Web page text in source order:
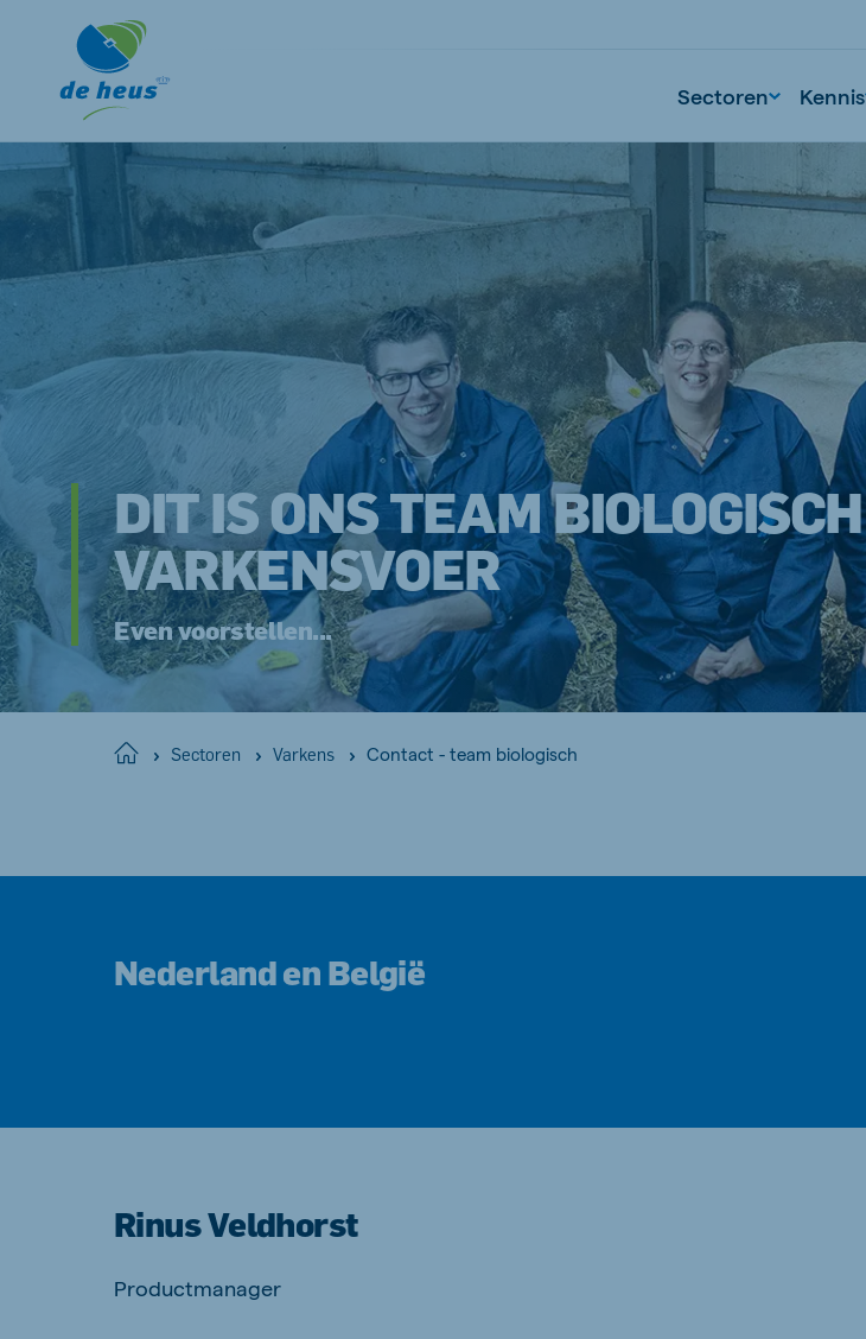
Sectoren Kennis
DIT IS ONS TEAM BIOLOGISCH
VARKENSVOER
Even voorstellen...
Home Sectoren Varkens Contact - team biologisch
Nederland en België
Rinus Veldhorst
Productmanager